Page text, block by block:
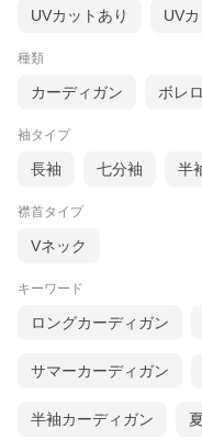
UVカットあり UV
種類
カーディガン ボレロ
袖タイプ
長袖 七分袖 半
襟首タイプ
Vネック
キーワード
ロングカーディガン
サマーカーディガン
半袖カーディガン